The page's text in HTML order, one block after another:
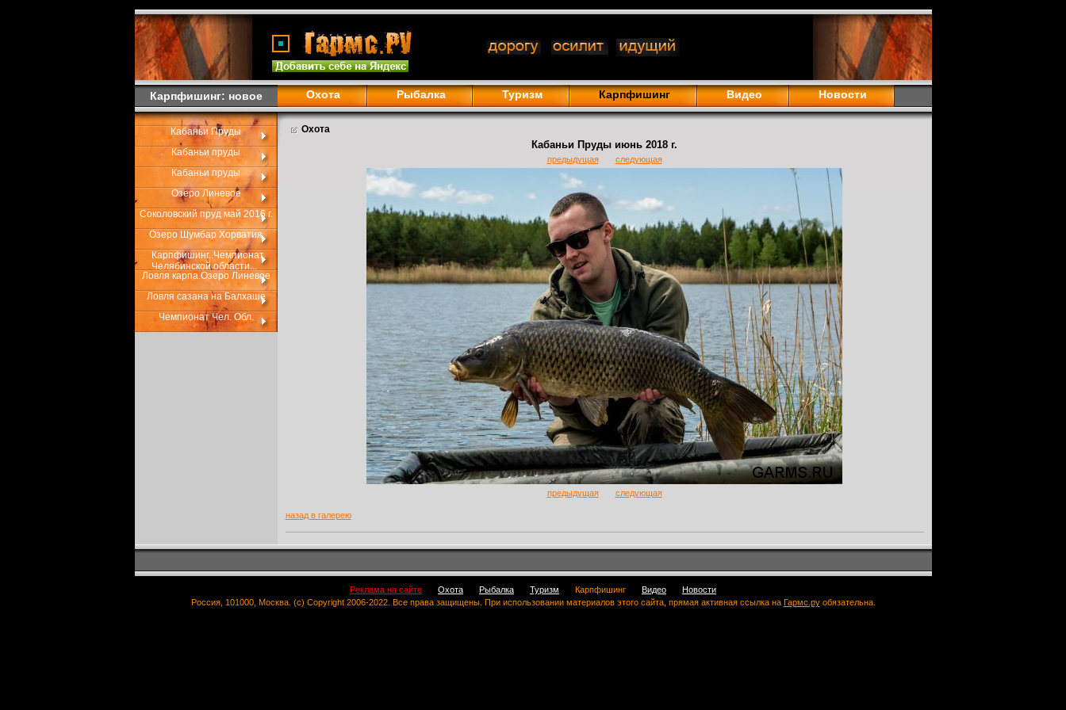
Карпфишинг: новое Охота Рыбалка Туризм Карпфишинг Видео Новости
Кабаньи Пруды
Кабаньи пруды
Кабаньи пруды
Озеро Линевое
Соколовский пруд май 2016 г.
Озеро Шумбар Хорватия
Карпфишинг..Чемпионат
Челябинской области...
Ловля карпа.Озеро Линевое
Ловля сазана на Балхаше
Чемпионат Чел. Обл.
Охота
Кабаньи Пруды июнь 2018 г.
предыдущая следующая
предыдущая следующая
назад в галерею
Реклама на сайте Охота Рыбалка Туризм Карпфишинг Видео
Новости
Россия, 101000, Москва. (c) Copyright 2006-2022. Все права защищены. При использовании материалов этого сайта, прямая активная ссылка на Гармс.руобязательна.